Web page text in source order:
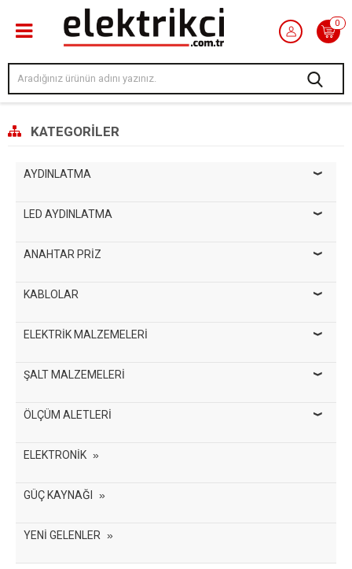
0
KATEGORILER
AYDINLATMA
LED AYDINLATMA
ANAHTAR PRİZ
KABLOLAR
ELEKTRİK MALZEMELERİ
ŞALT MALZEMELERİ
ÖLÇÜM ALETLERİ
ELEKTRONİK
GÜÇ KAYNAĞI
YENİ GELENLER